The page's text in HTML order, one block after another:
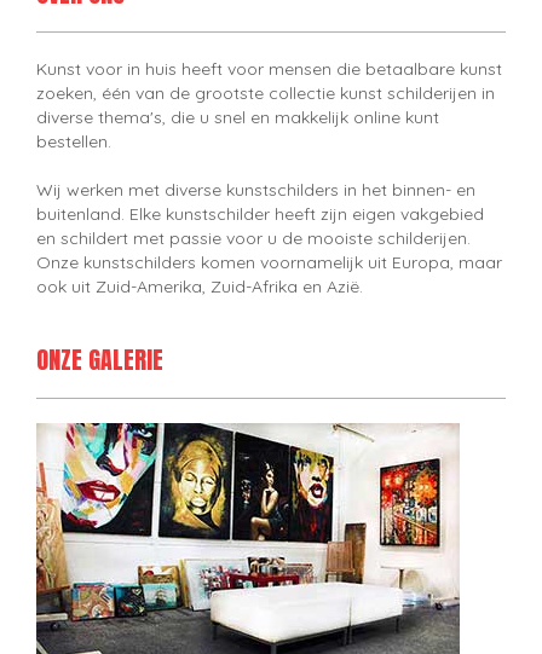
Kunst voor in huis heeft voor mensen die betaalbare kunst
zoeken, één van de grootste collectie kunst schilderijen in
diverse thema's, die u snel en makkelijk online kunt
bestellen.
Wij werken met diverse kunstschilders in het binnen- en
buitenland. Elke kunstschilder heeft zijn eigen vakgebied
en schildert met passie voor u de mooiste schilderijen.
Onze kunstschilders komen voornamelijk uit Europa, maar
ook uit Zuid-Amerika, Zuid-Afrika en Azië.
ONZE GALERIE